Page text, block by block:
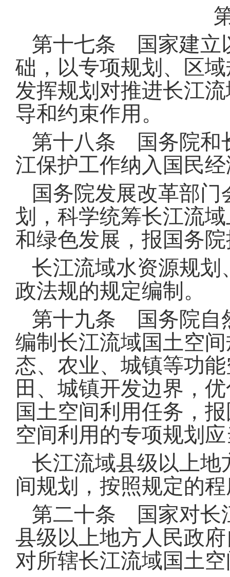
第十七条 国家建立
础，以专项规划、区
发挥规划对推进长江
导和约束作用 。
第十八条 国务院和
江保护工作纳入国民
国务院发展改革部
划，科学统筹长江流
和绿色发展，报国务
长江流域水资源规
政法规的规定编制 。
第十九条 国务院自
编制长江流域国土空
态、农业、城镇等功
田、城镇开发边界，
国土空间利用任务，
空间利用的专项规划
长江流域县级以上
间规划，按照规定的
第二十条 国家对长
县级以上地方人民政
对所辖长江流域国土